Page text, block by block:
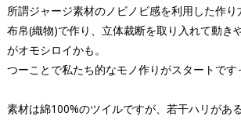
所謂ジャージ素材のノビノビ感を利用した作
布帛(織物)で作り、立体裁断を取り入れて動き
がオモシロイかも。
つーことで私たち的なモノ作りがスタートです
素材は綿100%のツイルですが、若干ハリがあ